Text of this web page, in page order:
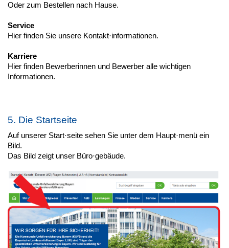
Oder zum Bestellen nach Hause.
Service
Hier finden Sie unsere Kontakt·informationen.
Karriere
Hier finden Bewerberinnen und Bewerber alle wichtigen
Informationen.
5. Die Startseite
Auf unserer Start·seite sehen Sie unter dem Haupt·menü ein
Bild.
Das Bild zeigt unser Büro·gebäude.